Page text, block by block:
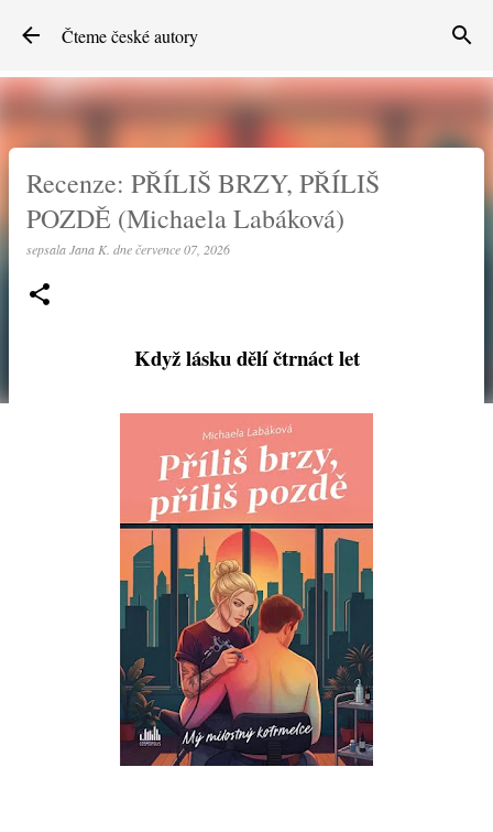
Přeskočit na hlavní obsah
Čteme české autory
Recenze: PŘÍLIŠ BRZY, PŘÍLIŠ
POZDĚ (Michaela Labáková)
sepsalaJana K. dnečervence 07, 2026
Když lásku dělí čtrnáct let